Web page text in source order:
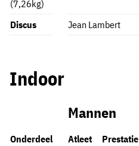
(7,26kg)
Discus Jean Lambert
Indoor
Mannen
Onderdeel Atleet Prestatie